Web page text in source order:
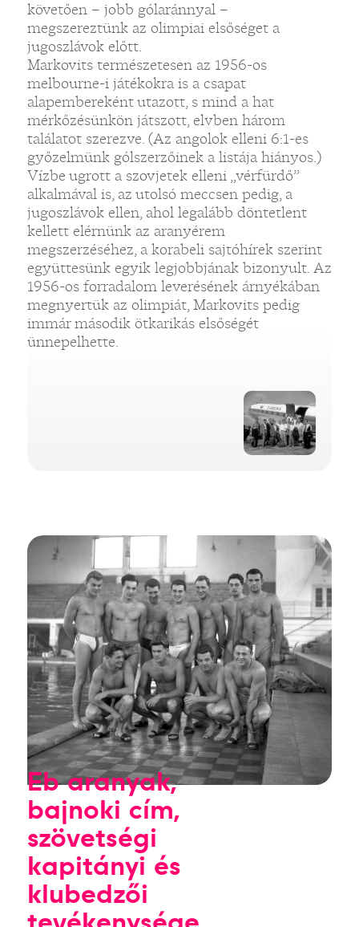
követően – jobb gólaránnyal –
megszereztünk az olimpiai elsőséget a
jugoszlávok előtt.
Markovits természetesen az 1956-os
melbourne-i játékokra is a csapat
alapembereként utazott, s mind a hat
mérkőzésünkön játszott, elvben három
találatot szerezve. (Az angolok elleni 6:1-es
győzelmünk gólszerzőinek a listája hiányos.)
Vízbe ugrott a szovjetek elleni „vérfürdő”
alkalmával is, az utolsó meccsen pedig, a
jugoszlávok ellen, ahol legalább döntetlent
kellett elérnünk az aranyérem
megszerzéséhez, a korabeli sajtóhírek szerint
együttesünk egyik legjobbjának bizonyult. Az
1956-os forradalom leverésének árnyékában
megnyertük az olimpiát, Markovits pedig
immár második ötkarikás elsőségét
ünnepelhette.
Eb aranyak,
bajnoki cím,
szövetségi
kapitányi és
klubedzői